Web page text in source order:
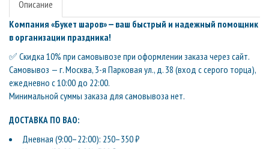
Описание
Компания «Букет шаров» — ваш быстрый и надежный помощник
в организации праздника!
✅ Скидка 10% при самовывозе при оформлении заказа через сайт.
Самовывоз — г. Москва, 3-я Парковая ул., д. 38 (вход с серого торца),
ежедневно с 10:00 до 22:00.
Минимальной суммы заказа для самовывоза нет.
ДОСТАВКА ПО ВАО:
Дневная (9:00–22:00): 250–350 ₽